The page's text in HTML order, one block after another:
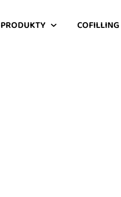
PRODUKTY COFILLING